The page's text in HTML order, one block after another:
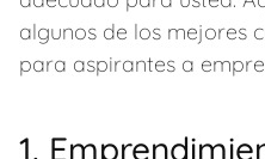
algunos de los mejores
para aspirantes a
1.